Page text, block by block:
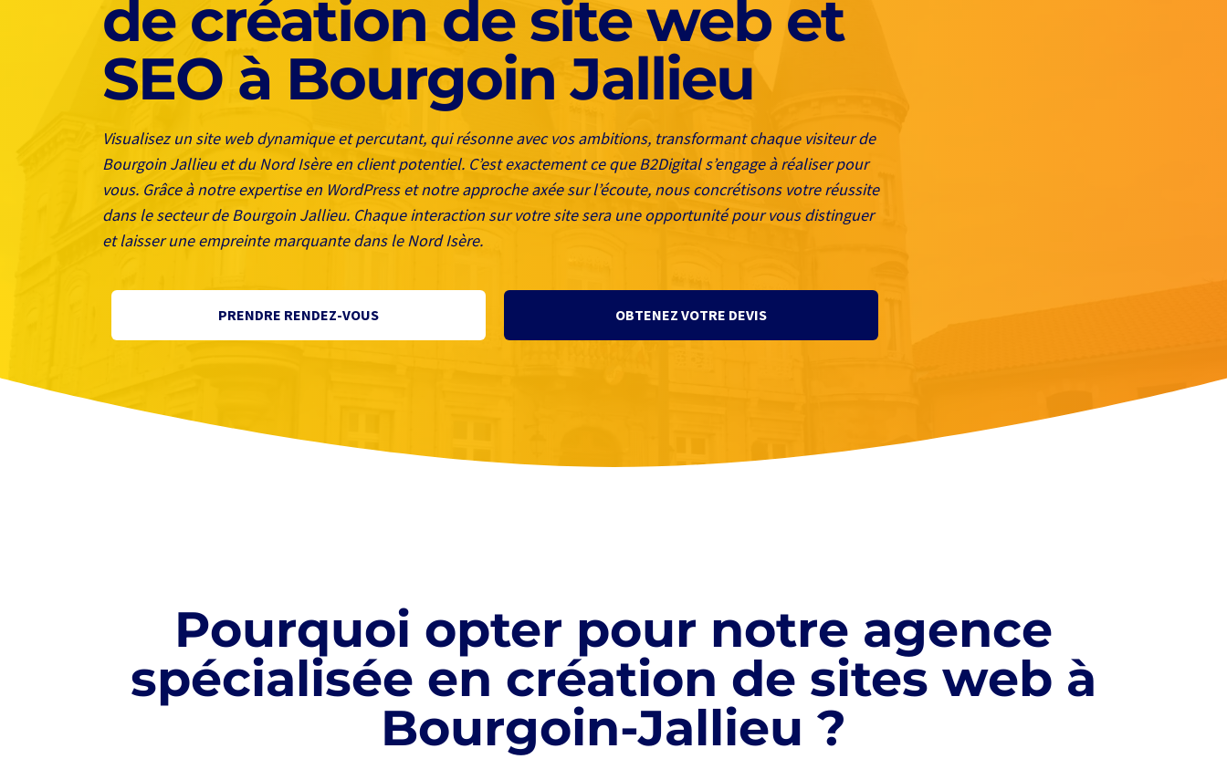
de création de site web et
SEO à Bourgoin Jallieu
Visualisez un site web dynamique et percutant, qui résonne avec vos ambitions, transformant chaque visiteur de
Bourgoin Jallieu et du Nord Isère en client potentiel. C’est exactement ce que B2Digital s’engage à réaliser pour
vous. Grâce à notre expertise en WordPress et notre approche axée sur l’écoute, nous concrétisons votre réussite
dans le secteur de Bourgoin Jallieu. Chaque interaction sur votre site sera une opportunité pour vous distinguer
et laisser une empreinte marquante dans le Nord Isère.
PRENDRE RENDEZ-VOUS OBTENEZ VOTRE DEVIS
Pourquoi opter pour notre agence
spécialisée en création de sites web à
Bourgoin-Jallieu ?